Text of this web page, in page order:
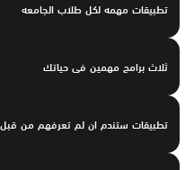
تطبيقات مهمه لكل طلاب الجامعه
ثلاث برامج مهمين فى حياتك
تطبيقات ستندم ان لم تعرفهم من قبل